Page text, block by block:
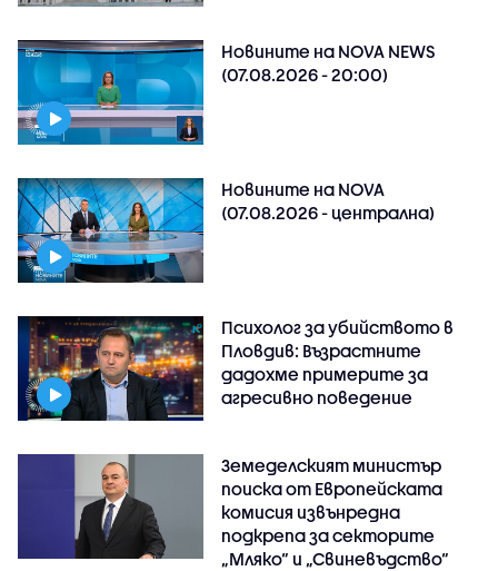
Новините на NOVA NEWS
(07.08.2026 - 20:00)
Новините на NOVA
(07.08.2026 - централна)
Психолог за убийството в
Пловдив: Възрастните
дадохме примерите за
агресивно поведение
Земеделският министър
поиска от Европейската
комисия извънредна
подкрепа за секторите
„Мляко“ и „Свиневъдство“